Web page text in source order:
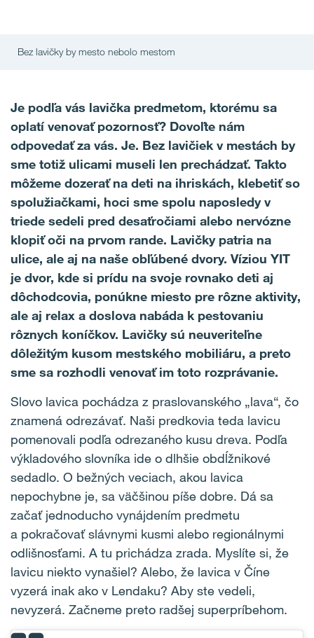
Bez lavičky by mesto nebolo mestom
Je podľa vás lavička predmetom, ktorému sa
oplatí venovať pozornosť? Dovoľte nám
odpovedať za vás. Je. Bez lavičiek v mestách by
sme totiž ulicami museli len prechádzať. Takto
môžeme dozerať na deti na ihriskách, klebetiť so
spolužiačkami, hoci sme spolu naposledy v
triede sedeli pred desaťročiami alebo nervózne
klopiť oči na prvom rande. Lavičky patria na
ulice, ale aj na naše obľúbené dvory. Víziou YIT
je dvor, kde si prídu na svoje rovnako deti aj
dôchodcovia, ponúkne miesto pre rôzne aktivity,
ale aj relax a doslova nabáda k pestovaniu
rôznych koníčkov. Lavičky sú neuveriteľne
dôležitým kusom mestského mobiliáru, a preto
sme sa rozhodli venovať im toto rozprávanie.
Slovo lavica pochádza z praslovanského „lava“, čo
znamená odrezávať. Naši predkovia teda lavicu
pomenovali podľa odrezaného kusu dreva. Podľa
výkladového slovníka ide o dlhšie obdĺžnikové
sedadlo. O bežných veciach, akou lavica
nepochybne je, sa väčšinou píše dobre. Dá sa
začať jednoducho vynájdením predmetu
a pokračovať slávnymi kusmi alebo regionálnymi
odlišnosťami. A tu prichádza zrada. Myslíte si, že
lavicu niekto vynašiel? Alebo, že lavica v Číne
vyzerá inak ako v Lendaku? Aby ste vedeli,
nevyzerá. Začneme preto radšej superpríbehom.